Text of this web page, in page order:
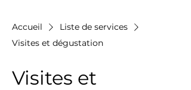
Accueil
Liste de services
Visites et dégustation
Visites et